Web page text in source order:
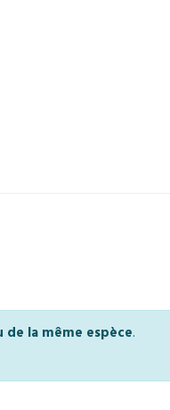
la même espèce.